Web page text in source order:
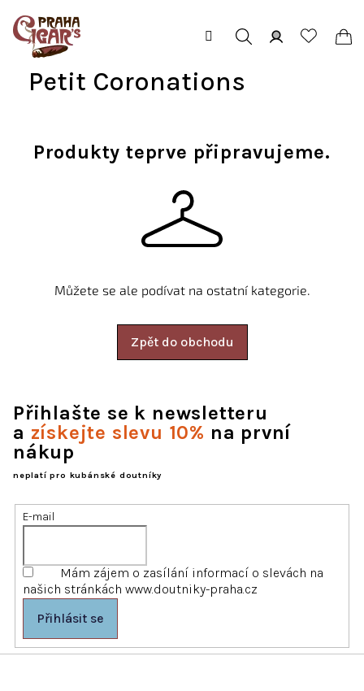
obsah
Petit Coronations
Produkty teprve připravujeme.
Můžete se ale podívat na ostatní kategorie.
Zpět do obchodu
Přihlašte se k newsletteru
a získejte slevu 10% na první
nákup
neplatí pro kubánské doutníky
E-mail
Mám zájem o zasílání informací o slevách na
našich stránkách www.doutniky-praha.cz
Přihlásit se